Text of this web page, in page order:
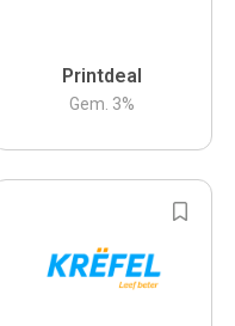
Printdeal
Gem. 3%